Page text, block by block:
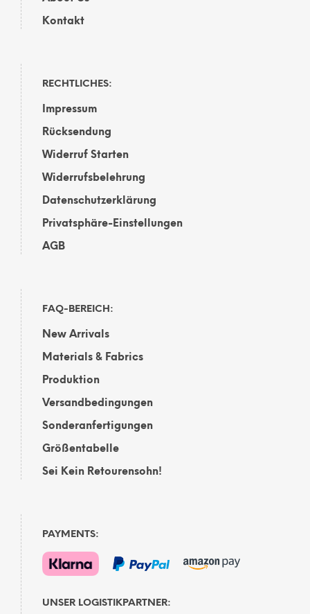
Kontakt
RECHTLICHES:
Impressum
Rücksendung
Widerruf Starten
Widerrufsbelehrung
Datenschutzerklärung
Privatsphäre-Einstellungen
AGB
FAQ-BEREICH:
New Arrivals
Materials & Fabrics
Produktion
Versandbedingungen
Sonderanfertigungen
Größentabelle
Sei Kein Retourensohn!
PAYMENTS:
UNSER LOGISTIKPARTNER: